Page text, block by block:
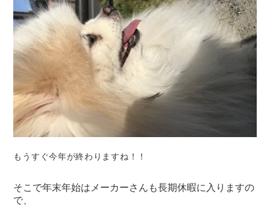
もうすぐ今年が終わりますね！！
そこで年末年始はメーカーさんも長期休暇に入りますの
で、